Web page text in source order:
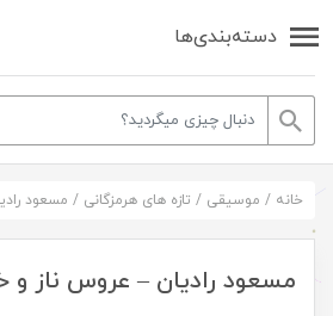
دسته‌بندی‌ها
خانه / موسیقی / تازه های هرمزگانی / مسعود
مسعود رادیان – عروس ناز و